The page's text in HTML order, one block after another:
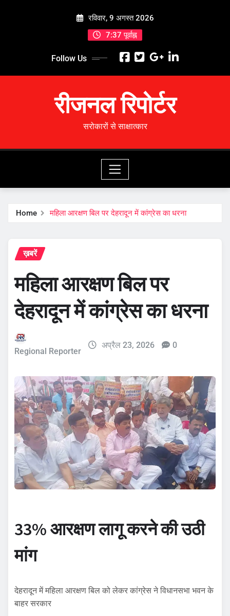
रविवार, 9 अगस्त 2026
7:37 पूर्वाह्न
Follow Us
रीजनल रिपोर्टर
सरोकारों से साक्षात्कार
Home महिला आरक्षण बिल पर देहरादून में कांग्रेस का धरना
ख़बरें
महिला आरक्षण बिल पर
देहरादून में कांग्रेस का धरना
Regional Reporter
अप्रैल 23, 2026 0
33% आरक्षण लागू करने की उठी
मांग
देहरादून में महिला आरक्षण बिल को लेकर कांग्रेस ने विधानसभा भवन के
बाहर सरकार